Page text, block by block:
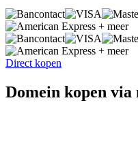
+ meer
+ meer
Direct kopen
Domein kopen via